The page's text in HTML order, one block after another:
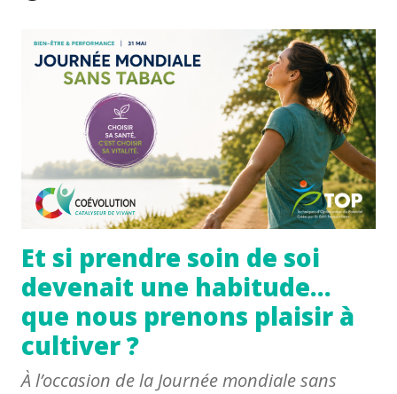
Et si prendre soin de soi
devenait une habitude…
que nous prenons plaisir à
cultiver ?
À l’occasion de la Journée mondiale sans